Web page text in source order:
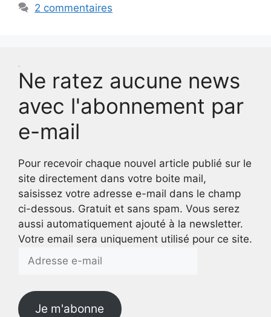
2 commentaires
Test
Ne ratez aucune news
avec l'abonnement par
e-mail
Pour recevoir chaque nouvel article publié sur le
site directement dans votre boite mail,
saisissez votre adresse e-mail dans le champ
ci-dessous. Gratuit et sans spam. Vous serez
aussi automatiquement ajouté à la newsletter.
Votre email sera uniquement utilisé pour ce site.
Adresse
Je m'abonne